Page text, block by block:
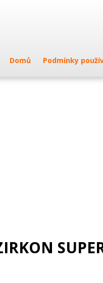
Domů
Podmínky